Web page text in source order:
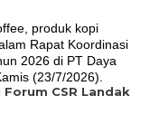
CSR Landak